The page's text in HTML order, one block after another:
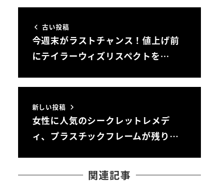
古い投稿
今週末がラストチャンス！値上げ前
にテイラーウィズリスペクトを…
新しい投稿
女性に人気のシークレットレメデ
ィ、プラスチックフレームが残り…
関連記事